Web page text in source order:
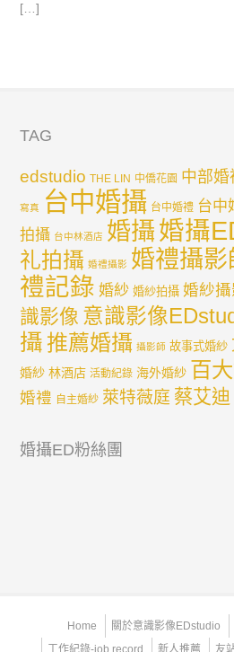
[…]
TAG
edstudio THE LIN 中僑花園 中部婚
寫真 台中婚攝 台中婚禮 台中
拍攝 台中林酒店 婚攝婚攝
礼拍攝 婚禮攝影 婚禮攝影
禮記錄 婚紗 婚紗拍攝 婚紗攝
識影像 意識影像
攝 推薦婚攝 攝影師 故事式婚紗
婚紗 林酒店 活動紀錄 海外婚紗 百
婚禮 自主婚紗 萊特薇庭 蔡艾迪
婚攝ED粉絲團
Home 關於意識影像EDstudio
工作紀錄-job record
新人推薦 友